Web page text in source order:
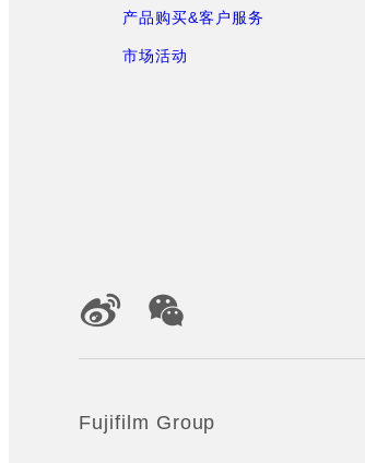
产品购买&客户服务
市场活动
Official Social Media
Fujifilm Group